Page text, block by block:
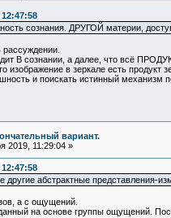
сознания. ДРУГОЙ материи,
В сознании, а далее, что всё
изображение в зеркале есть продукт
и поискать истинный механизм
вариант.
2019, 11:29:04 »
другие абстрактные
а с ощущений.
на основе группы ощущений.